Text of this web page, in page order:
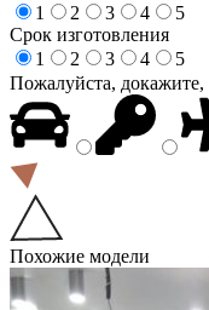
1
2 3 4
5
Срок изготовления
1
2 3 4
5
Пожалуйста,
Похожие модели